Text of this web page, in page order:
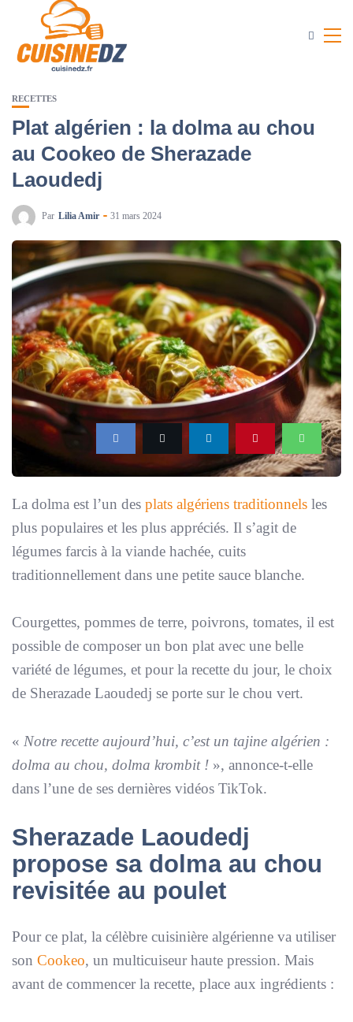
RECETTES
Plat algérien : la dolma au chou
au Cookeo de Sherazade
Laoudedj
Par Lilia Amir 31 mars 2024
La dolma est l’un des plats algériens traditionnels les
plus populaires et les plus appréciés. Il s’agit de
légumes farcis à la viande hachée, cuits
traditionnellement dans une petite sauce blanche.
Courgettes, pommes de terre, poivrons, tomates, il est
possible de composer un bon plat avec une belle
variété de légumes, et pour la recette du jour, le choix
de Sherazade Laoudedj se porte sur le chou vert.
« Notre recette aujourd’hui, c’est un tajine algérien :
dolma au chou, dolma krombit ! », annonce-t-elle
dans l’une de ses dernières vidéos TikTok.
Sherazade Laoudedj
propose sa dolma au chou
revisitée au poulet
Pour ce plat, la célèbre cuisinière algérienne va utiliser
son Cookeo, un multicuiseur haute pression. Mais
avant de commencer la recette, place aux ingrédients :